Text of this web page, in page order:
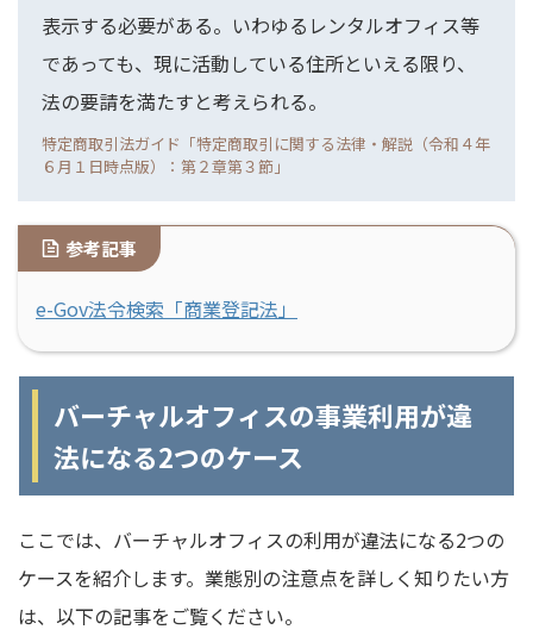
表示する必要がある。いわゆるレンタルオフィス等
であっても、現に活動している住所といえる限り、
法の要請を満たすと考えられる。
特定商取引法ガイド「特定商取引に関する法律・解説（令和４年
６月１日時点版）：第２章第３節」
参考記事
e-Gov法令検索「商業登記法」
バーチャルオフィスの事業利用が違
法になる2つのケース
ここでは、バーチャルオフィスの利用が違法になる2つの
ケースを紹介します。業態別の注意点を詳しく知りたい方
は、以下の記事をご覧ください。